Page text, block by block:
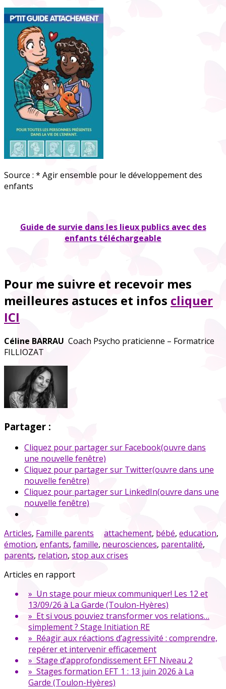
Source : * Agir ensemble pour le développement des
enfants
Guide de survie dans les lieux publics avec des
enfants téléchargeable
Pour me suivre et recevoir mes
meilleures astuces et infos cliquer
ICI
Céline BARRAU Coach Psycho praticienne – Formatrice
FILLIOZAT
Partager :
Cliquez pour partager sur Facebook(ouvre dans
une nouvelle fenêtre)
Cliquez pour partager sur Twitter(ouvre dans une
nouvelle fenêtre)
Cliquez pour partager sur LinkedIn(ouvre dans une
nouvelle fenêtre)
Articles, Famille parents attachement, bébé, education,
émotion, enfants, famille, neurosciences, parentalité,
parents, relation, stop aux crises
Articles en rapport
» Un stage pour mieux communiquer! Les 12 et
13/09/26 à La Garde (Toulon-Hyères)
» Et si vous pouviez transformer vos relations…
simplement ? Stage Initiation RE
» Réagir aux réactions d’agressivité : comprendre,
repérer et intervenir efficacement
» Stage d’approfondissement EFT Niveau 2
» Stages formation EFT 1 : 13 juin 2026 à La
Garde (Toulon-Hyères)